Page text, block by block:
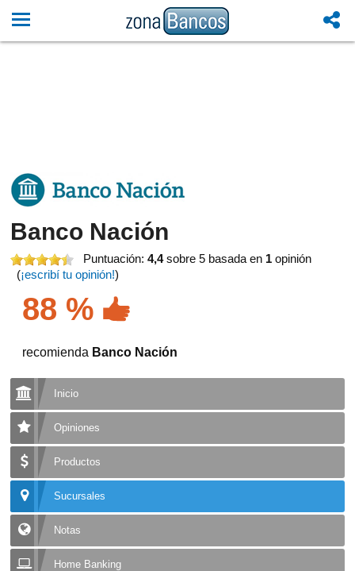
Banco Nación
Puntuación:4,4sobre 5 basada en 1 opinión
(¡escribí tu opinión!)
88 %
recomienda Banco Nación
Inicio
Opiniones
Productos
Sucursales
Notas
Home Banking